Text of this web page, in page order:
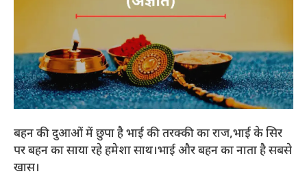
बहन की दुआओं में छुपा है भाई की तरक्की का राज,भाई के सिर
पर बहन का साया रहे हमेशा साथ।भाई और बहन का नाता है सबसे
खास।